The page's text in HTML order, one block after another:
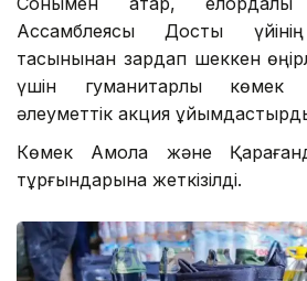
Ассамблеясы Достық
тасқынынан зардап шеккен
үшін гуманитарлық
әлеуметтік акция
Көмек Ақмола және
тұрғындарына жеткізілді.